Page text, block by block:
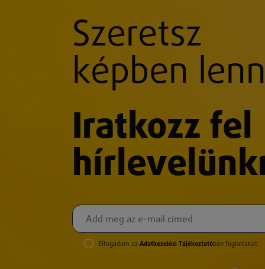
Szeretsz
képben
Iratkozz fel
Elfogadom az Adatkezelési Tájékoztatóban foglaltakat.